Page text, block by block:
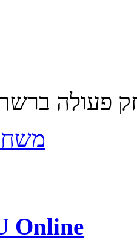
Online